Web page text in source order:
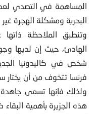
المساهمة في التصدي
البحرية ومشكلة الهجرة غير
وتنطبق الملاحظة
الهادئ، حيث إن لديها
شخص في كاليدونيا
فرنسا تتخوف من أن يختار
ولذلك فإنها تسعى
هذه الجزيرة بأهمية